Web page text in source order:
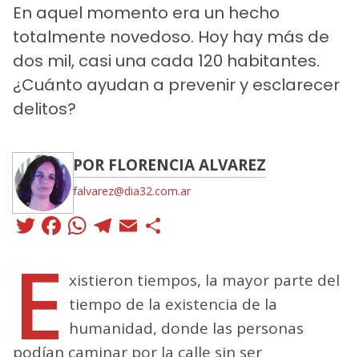
En aquel momento era un hecho
totalmente novedoso. Hoy hay más de
dos mil, casi una cada 120 habitantes.
¿Cuánto ayudan a prevenir y esclarecer
delitos?
POR FLORENCIA ALVAREZ
falvarez@dia32.com.ar
Twitter
Facebook
WhatsApp
Telegram
Email
E xistieron tiempos, la mayor parte del
tiempo de la existencia de la
humanidad, donde las personas
podían caminar por la calle sin ser